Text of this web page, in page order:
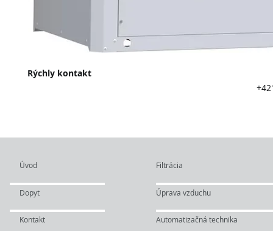
+421 903 417
Kontakt Automatizačná technika
Úprava vzduchu
Dopyt
Filtrácia
Úvod